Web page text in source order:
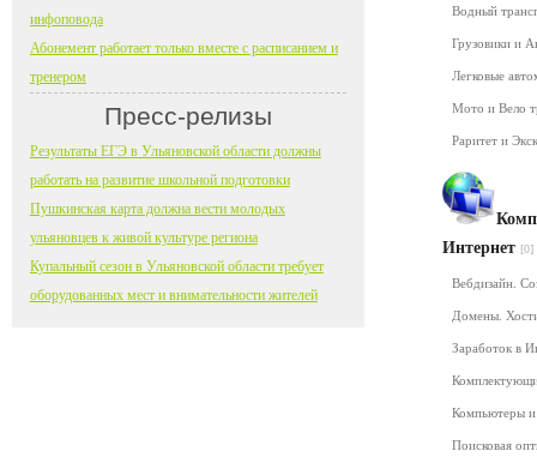
Водный
Грузовики и
Легковые
Мото и Вело
Раритет и
Интернет [0]
Вебдизайн.
Домены.
Заработок в
Компьютеры
Поисковая
инфоповода
Абонемент работает только вместе с расписанием и
тренером
Пресс-релизы
Результаты ЕГЭ в Ульяновской области должны
работать на развитие школьной подготовки
Пушкинская карта должна вести молодых
ульяновцев к живой культуре региона
Купальный сезон в Ульяновской области требует
оборудованных мест и внимательности жителей